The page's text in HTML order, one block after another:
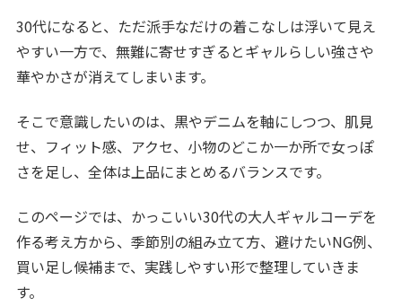
30代になると、ただ派手なだけの着こなしは浮いて見え
やすい一方で、無難に寄せすぎるとギャルらしい強さや
華やかさが消えてしまいます。
そこで意識したいのは、黒やデニムを軸にしつつ、肌見
せ、フィット感、アクセ、小物のどこか一か所で女っぽ
さを足し、全体は上品にまとめるバランスです。
このページでは、かっこいい30代の大人ギャルコーデを
作る考え方から、季節別の組み立て方、避けたいNG例、
買い足し候補まで、実践しやすい形で整理していきま
す。